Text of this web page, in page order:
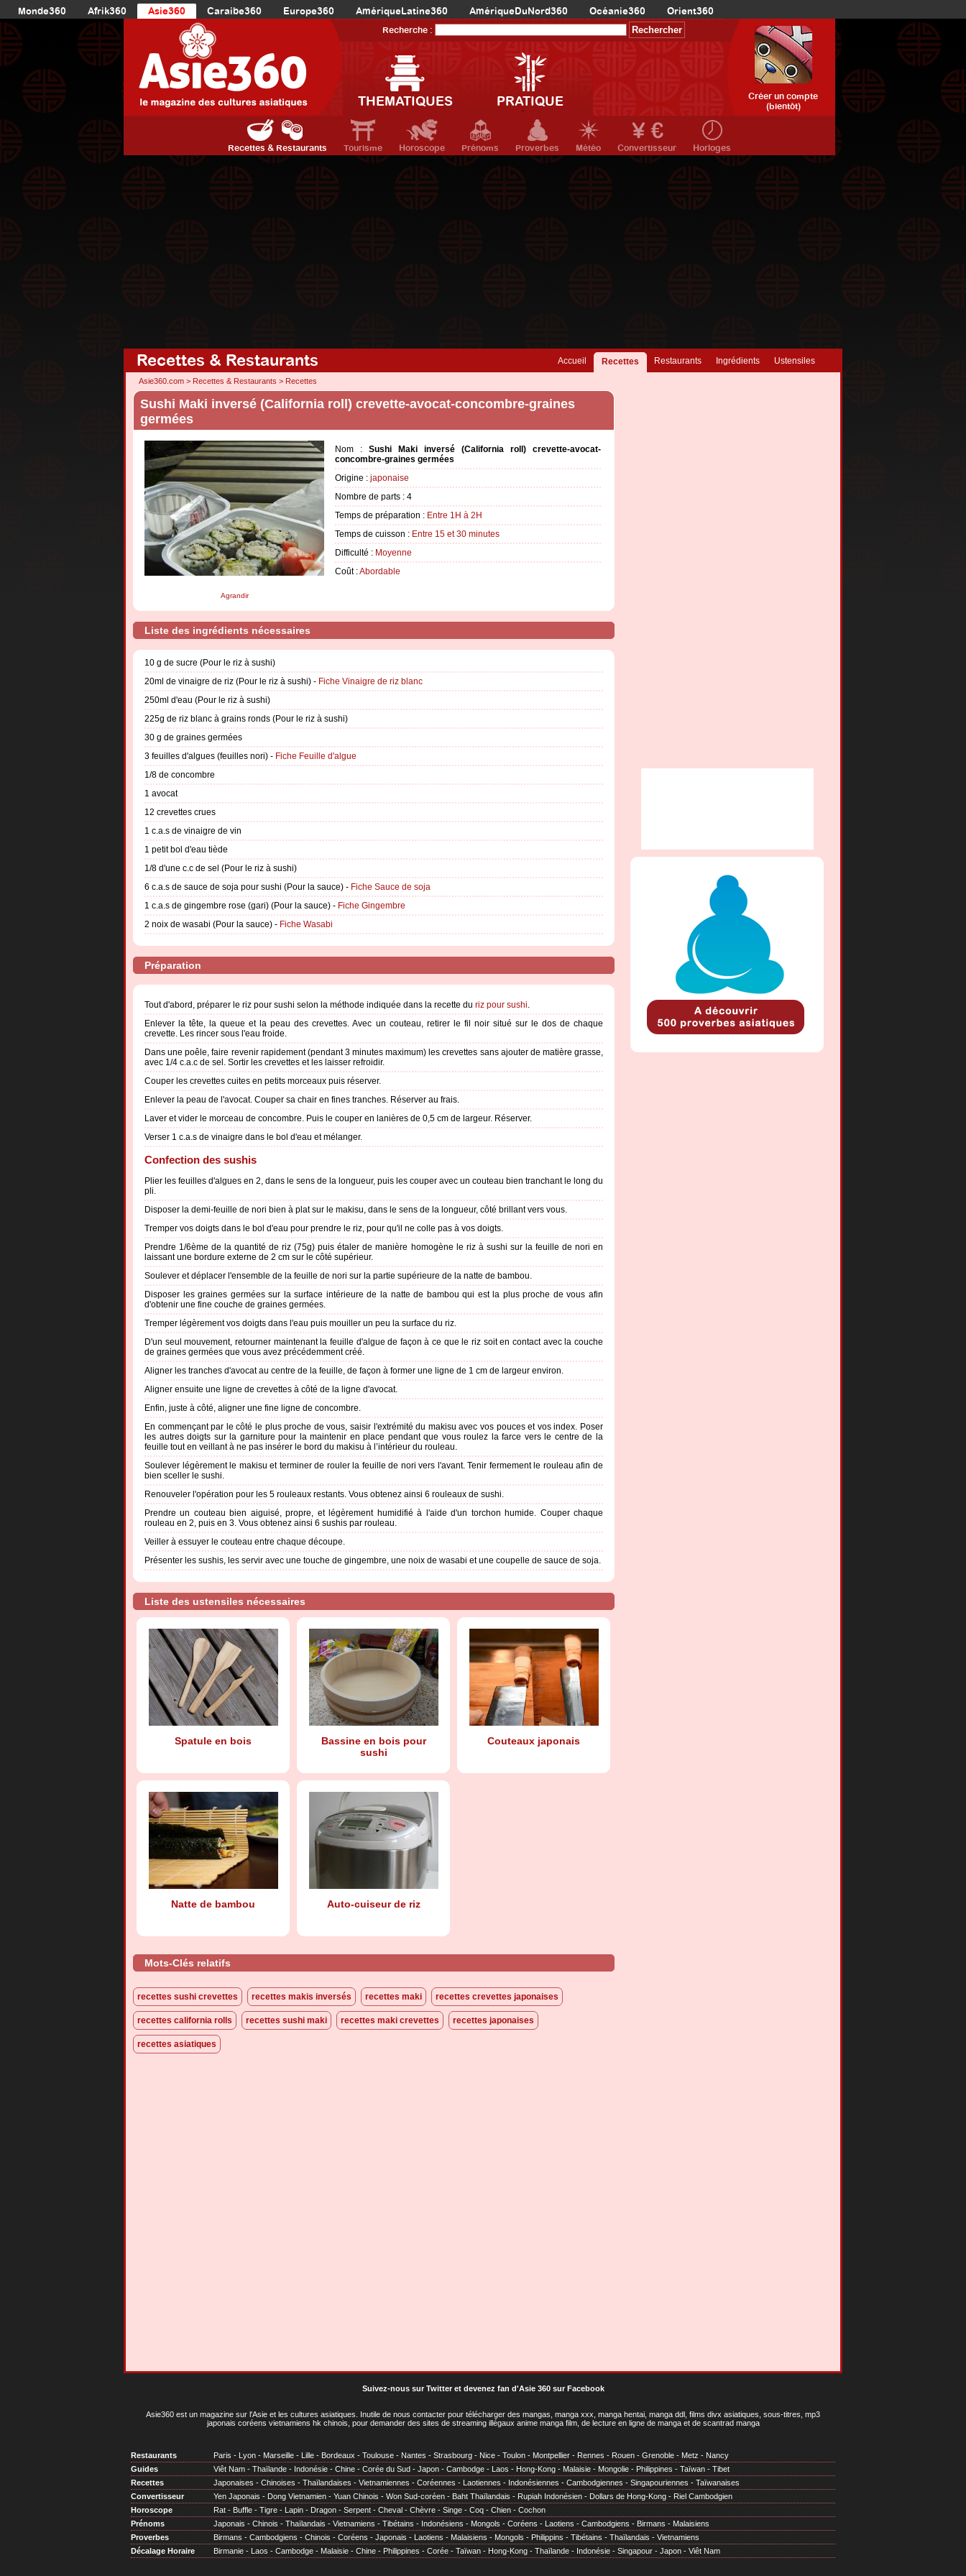
Monde360 Afrik360 Asie360 Caraibe360 Europe360 AmériqueLatine360 AmériqueDuNord360 Océanie360 Orient360
Recherche :
THEMATIQUES PRATIQUE
Créer un compte
(bientôt)
Recettes & Restaurants Tourisme Horoscope Prénoms Proverbes Météo Convertisseur Horloges
Recettes & Restaurants Ustensiles
Ingrédients
Restaurants
Recettes
Accueil
Asie360.com > Recettes & Restaurants > Recettes
Sushi Maki inversé (California roll) crevette-avocat-concombre-graines
germées
Agrandir
Nom : Sushi Maki inversé (California roll) crevette-avocat-
concombre-graines germées
Origine : japonaise
Nombre de parts : 4
Temps de préparation : Entre 1H à 2H
Temps de cuisson : Entre 15 et 30 minutes
Difficulté : Moyenne
Coût :Abordable
Liste des ingrédients nécessaires
10 g de sucre (Pour le riz à sushi)
20ml de vinaigre de riz (Pour le riz à sushi) - Fiche Vinaigre de riz blanc
250ml d'eau (Pour le riz à sushi)
225g de riz blanc à grains ronds (Pour le riz à sushi)
30 g de graines germées
3 feuilles d'algues (feuilles nori) - Fiche Feuille d'algue
1/8 de concombre
1 avocat
12 crevettes crues
1 c.a.s de vinaigre de vin
1 petit bol d'eau tiède
1/8 d'une c.c de sel (Pour le riz à sushi)
6 c.a.s de sauce de soja pour sushi (Pour la sauce) - Fiche Sauce de soja
1 c.a.s de gingembre rose (gari) (Pour la sauce) - Fiche Gingembre
2 noix de wasabi (Pour la sauce) - Fiche Wasabi
Préparation
Tout d'abord, préparer le riz pour sushi selon la méthode indiquée dans la recette du riz pour sushi
Enlever la tête, la queue et la peau des crevettes. Avec un couteau, retirer le fil noir situé sur le dos de chaque
crevette. Les rincer sous l'eau froide.
Dans une poêle, faire revenir rapidement (pendant 3 minutes maximum) les crevettes sans ajouter de matière grasse,
avec 1/4 c.a.c de sel. Sortir les crevettes et les laisser refroidir.
Couper les crevettes cuites en petits morceaux puis réserver.
Enlever la peau de l'avocat. Couper sa chair en fines tranches. Réserver au frais.
Laver et vider le morceau de concombre. Puis le couper en lanières de 0,5 cm de largeur. Réserver.
Verser 1 c.a.s de vinaigre dans le bol d'eau et mélanger.
Confection des sushis
Plier les feuilles d'algues en 2, dans le sens de la longueur, puis les couper avec un couteau bien tranchant le long du
pli.
Disposer la demi-feuille de nori bien à plat sur le makisu, dans le sens de la longueur, côté brillant vers vous.
Tremper vos doigts dans le bol d'eau pour prendre le riz, pour qu'il ne colle pas à vos doigts.
Prendre 1/6ème de la quantité de riz (75g) puis étaler de manière homogène le riz à sushi sur la feuille de nori en
laissant une bordure externe de 2 cm sur le côté supérieur.
Soulever et déplacer l'ensemble de la feuille de nori sur la partie supérieure de la natte de bambou.
Disposer les graines germées sur la surface intérieure de la natte de bambou qui est la plus proche de vous afin
d'obtenir une fine couche de graines germées.
Tremper légèrement vos doigts dans l'eau puis mouiller un peu la surface du riz.
D'un seul mouvement, retourner maintenant la feuille d'algue de façon à ce que le riz soit en contact avec la couche
de graines germées que vous avez précédemment créé.
Aligner les tranches d'avocat au centre de la feuille, de façon à former une ligne de 1 cm de largeur environ.
Aligner ensuite une ligne de crevettes à côté de la ligne d'avocat.
Enfin, juste à côté, aligner une fine ligne de concombre.
En commençant par le côté le plus proche de vous, saisir l'extrémité du makisu avec vos pouces et vos index. Poser
les autres doigts sur la garniture pour la maintenir en place pendant que vous roulez la farce vers le centre de la
feuille tout en veillant à ne pas insérer le bord du makisu à l’intérieur du rouleau.
Soulever légèrement le makisu et terminer de rouler la feuille de nori vers l'avant. Tenir fermement le rouleau afin de
bien sceller le sushi.
Renouveler l'opération pour les 5 rouleaux restants. Vous obtenez ainsi 6 rouleaux de sushi.
Prendre un couteau bien aiguisé, propre, et légèrement humidifié à l'aide d'un torchon humide. Couper chaque
rouleau en 2, puis en 3. Vous obtenez ainsi 6 sushis par rouleau.
Veiller à essuyer le couteau entre chaque découpe.
Présenter les sushis, les servir avec une touche de gingembre, une noix de wasabi et une coupelle de sauce de soja.
Liste des ustensiles nécessaires
Spatule en bois
Bassine en bois pour
sushi
Couteaux japonais
Natte de bambou Auto-cuiseur de riz
Mots-Clés relatifs
recettes sushi crevettes recettes makis inversés recettes maki recettes crevettes japonaises
recettes california rolls recettes sushi maki recettes maki crevettes recettes japonaises
recettes asiatiques
Suivez-nous sur Twitteret devenez fan d'Asie 360 sur Facebook
Asie360 est un magazine sur l'Asie et les cultures asiatiques . Inutile de nous contacter pour télécharger des mangas, manga xxx, manga hentai, manga ddl, films divx asiatiques, sous-titres, mp3
japonais coréens vietnamiens hk chinois, pour demander des sites de streaming illégaux anime manga film, de lecture en ligne de manga et de scantrad manga
Restaurants Paris - Lyon - Marseille - Lille - Bordeaux - Toulouse - Nantes - Strasbourg - Nice - Toulon - Montpellier - Rennes - Rouen - Grenoble - Metz - Nancy
Guides
Viêt Nam - Thaïlande - Indonésie - Chine - Corée du Sud - Japon - Cambodge - Laos - Hong-Kong - Malaisie - Mongolie - Philippines - Taïwan - Tibet
Recettes
Japonaises - Chinoises - Thaïlandaises - Vietnamiennes - Coréennes - Laotiennes - Indonésiennes - Cambodgiennes - Singapouriennes - Taïwanaises
Convertisseur
Yen Japonais - Dong Vietnamien - Yuan Chinois - Won Sud-coréen - Baht Thaïlandais - Rupiah Indonésien - Dollars de Hong-Kong - Riel Cambodgien
Horoscope
Rat - Buffle - Tigre - Lapin - Dragon - Serpent - Cheval - Chèvre - Singe - Coq - Chien - Cochon
Prénoms
Japonais - Chinois - Thaïlandais - Vietnamiens - Tibétains - Indonésiens - Mongols - Coréens - Laotiens - Cambodgiens - Birmans - Malaisiens
Proverbes
Birmans - Cambodgiens - Chinois - Coréens - Japonais - Laotiens - Malaisiens - Mongols - Philippins - Tibétains - Thaïlandais - Vietnamiens
Décalage Horaire
Birmanie - Laos - Cambodge - Malaisie - Chine - Philippines - Corée - Taïwan - Hong-Kong - Thaïlande - Indonésie - Singapour - Japon - Viêt Nam